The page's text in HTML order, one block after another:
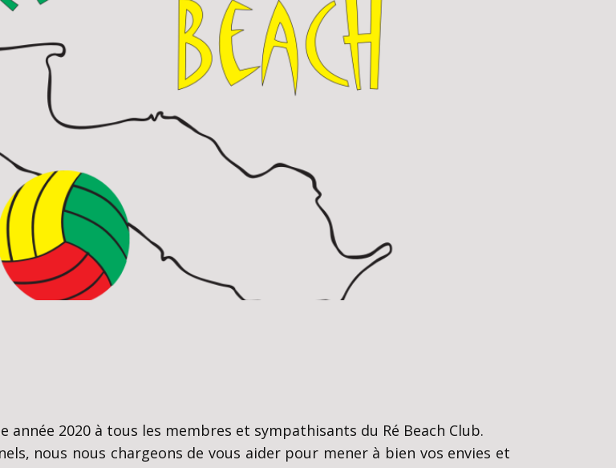
année 2020 à tous les membres et sympathisants du Ré Beach Club.
nous nous chargeons de vous aider pour mener à bien vos envies et